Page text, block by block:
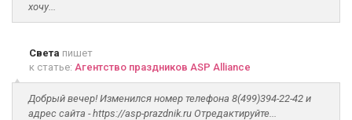
хочу...
Света пишет
к статье: Агентство праздников ASP Alliance
Добрый вечер! Изменился номер телефона 8(499)394-22-42 и
адрес сайта - https://asp-prazdnik.ru Отредактируйте...